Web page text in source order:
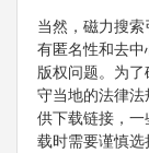
当然，磁力搜
有匿名性和去
版权问题。为
守当地的法律
供下载链接，
载时需要谨慎选